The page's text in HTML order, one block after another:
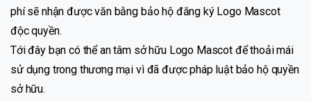
phí sẽ nhận được văn bằng bảo hộ đăng ký Logo Mascot
độc quyền.
Tới đây bạn có thể an tâm sở hữu Logo Mascot để thoải mái
sử dụng trong thương mại vì đã được pháp luật bảo hộ quyền
sở hữu.